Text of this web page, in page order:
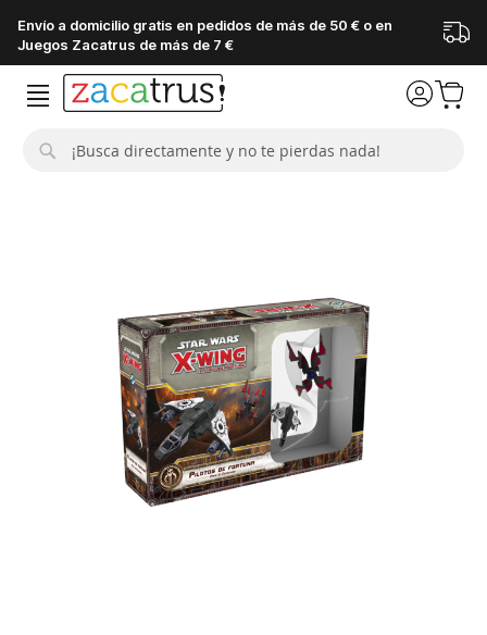
Envío a domicilio gratis en pedidos de más de 50 € o en
Juegos Zacatrus de más de 7 €